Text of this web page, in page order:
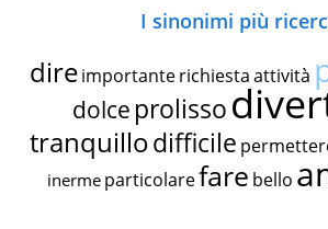
I sinonimi più
dire importante richiestaattività
dolce prolisso
tranquillodifficile
inerme particolarefare bello